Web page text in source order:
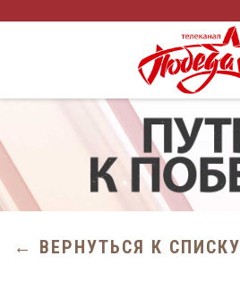
← ВЕРНУТЬСЯ К СПИСКУ